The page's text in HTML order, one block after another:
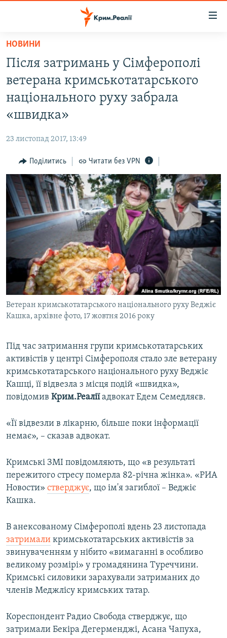
Перейти
основного
матеріалу
Перейти
до
основної
Перейти
пошуку
ВІДЕО ТА ФОТО
ІНТЕРВ'Ю
ВСЕ ЗА ДЕНЬ
СПЕЦПРОЕКТИ
ДЕПОРТАЦІЯ
ВІДЕОУРОКИ «ELIFBE»
СВІДЧЕННЯ ОКУПАЦІЇ
УКРАЇНСЬКА ПРОБЛЕМА КРИМУ
ІНФОГРАФІКА
ЯК ОБІЙТИ БЛОКУВАННЯ
Qırımtatar
ДОЛУЧАЙСЯ!
НОВИНИ
Після затримань у Сімферополі
ветерана кримськотатарського
національного руху забрала
«швидка»
23 листопад 2017, 13:49
Поділитись Читати без VPN
Ветеран кримськотатарського національного руху Веджіє
Кашка, архівне фото, 17 жовтня 2016 року
Під час затримання групи кримськотатарських
активістів у центрі Сімферополя стало зле ветерану
кримськотатарського національного руху Веджіє
Кашці, її відвезла з місця подій «швидка»,
повідомив Крим.Реаліїадвокат Едем Семедляєв.
«Її відвезли в лікарню, більше поки інформації
немає», – сказав адвокат.
Кримські ЗМІ повідомляють, що «в результаті
пережитого стресу померла 82-річна жінка». «РИА
Новости» стверджує, що ім'я загиблої – Веджіє
Кашка.
В анексованому Сімферополі вдень 23 листопада
затримали кримськотатарських активістів за
звинуваченням у нібито «вимаганні в особливо
великому розмірі» у громадянина Туреччини.
Кримські силовики зарахували затриманих до
членів Меджлісу кримських татар.
Кореспондент Радио Свобода стверджує, що
затримали Бекіра Дегерменджі, Асана Чапуха,